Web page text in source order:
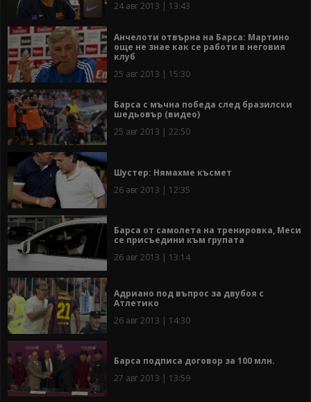
24 авг 2013 | 13:43
Анчелоти отвърна на Барса: Мартино
още не знае как се работи в неговия
клуб
25 авг 2013 | 15:30
Барса с мъчна победа след бразилски
шедьовър (видео)
25 авг 2013 | 22:50
Шустер: Нямахме късмет
26 авг 2013 | 12:35
Барса от самолета на тренировка, Меси
се присъедини към групата
26 авг 2013 | 13:14
Адриано под въпрос за двубоя с
Атлетико
26 авг 2013 | 14:30
Барса подписа договор за 100 млн.
27 авг 2013 | 13:59